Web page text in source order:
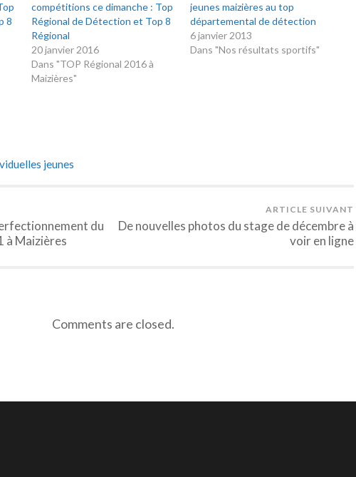
8
compétitions ce dimanche : Top
Régional de Détection et Top 8
Régional
20 janvier 2016
Dans "TOP Régional 2016 à
Maizières"
jeunes maizières au top
départemental de détection
6 janvier 2013
Dans "Nos résultats sportifs"
jeunes
du
à Maizières
ARTICLE SUIVANT
De nouvelles photos du stage de décembre à
voir en ligne
Comments are closed.